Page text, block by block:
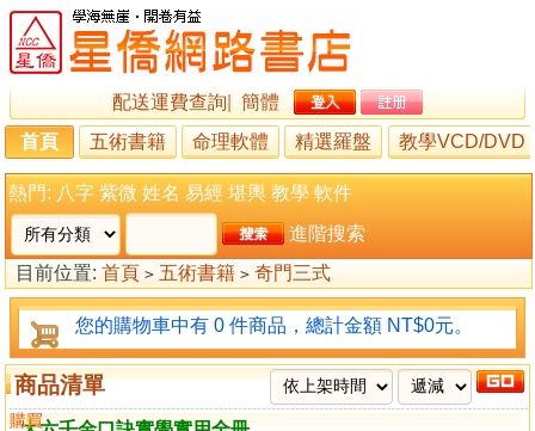
配送運費查詢
簡體
首頁
五術書籍 命理軟體 精選羅盤 教學VCD/DVD
熱門: 八字 紫微 姓名 易經 堪輿 教學 軟件
進階搜索
目前位置: 首頁 > 五術書籍 > 奇門三式
您的購物車中有 0 件商品，總計金額 NT$0元。
商品清單
購買
比較